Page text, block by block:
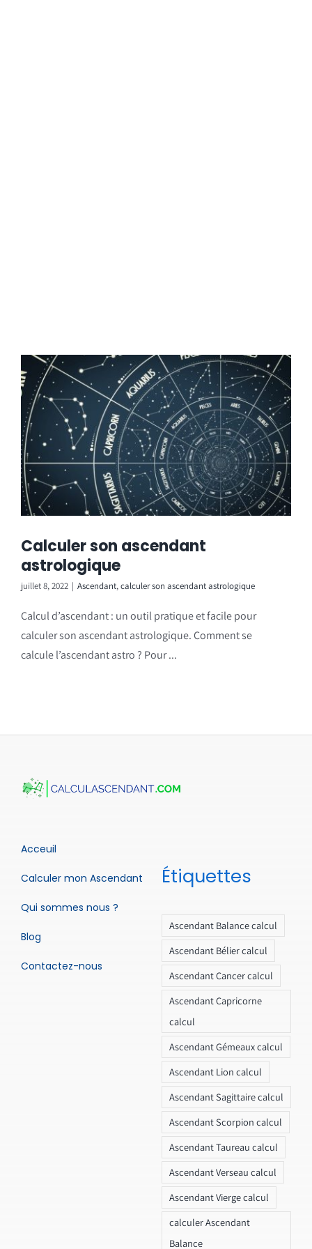
Calculer son ascendant
astrologique
juillet 8, 2022 | Ascendant,calculer son ascendant astrologique
Calcul d’ascendant : un outil pratique et facile pour
calculer son ascendant astrologique. Comment se
calcule l’ascendant astro ? Pour ...
Acceuil
Calculer mon Ascendant
Qui sommes nous ?
Blog
Contactez-nous
Étiquettes
Ascendant Balance calcul
Ascendant Bélier calcul
Ascendant Cancer calcul
Ascendant Capricorne
calcul
Ascendant Gémeaux calcul
Ascendant Lion calcul
Ascendant Sagittaire calcul
Ascendant Scorpion calcul
Ascendant Taureau calcul
Ascendant Verseau calcul
Ascendant Vierge calcul
calculer Ascendant
Balance